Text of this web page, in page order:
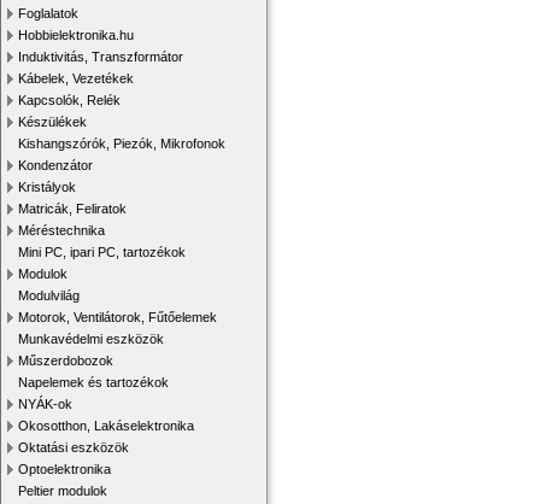
Foglalatok
Hobbielektronika.hu
Induktivitás, Transzformátor
Kábelek, Vezetékek
Kapcsolók, Relék
Készülékek
Kishangszórók, Piezók, Mikrofonok
Kondenzátor
Kristályok
Matricák, Feliratok
Méréstechnika
Mini PC, ipari PC, tartozékok
Modulok
Modulvilág
Motorok, Ventilátorok, Fűtőelemek
Munkavédelmi eszközök
Műszerdobozok
Napelemek és tartozékok
NYÁK-ok
Okosotthon, Lakáselektronika
Oktatási eszközök
Optoelektronika
Peltier modulok